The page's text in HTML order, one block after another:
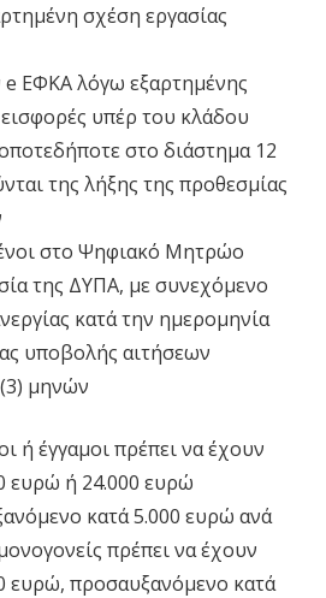
σχέση εργασίας
e EΦΚΑ λόγω εξαρτημένης
υπέρ του κλάδου
στο διάστημα 12
της λήξης της προθεσμίας
στο Ψηφιακό Μητρώο
της ΔΥΠΑ, με συνεχόμενο
κατά την ημερομηνία
υποβολής αιτήσεων
μηνών
ή έγγαμοι πρέπει να έχουν
ευρώ ή 24.000 ευρώ
κατά 5.000 ευρώ ανά
πρέπει να έχουν
ευρώ, προσαυξανόμενο κατά